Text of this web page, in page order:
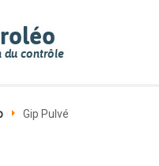
Gip Pulvé